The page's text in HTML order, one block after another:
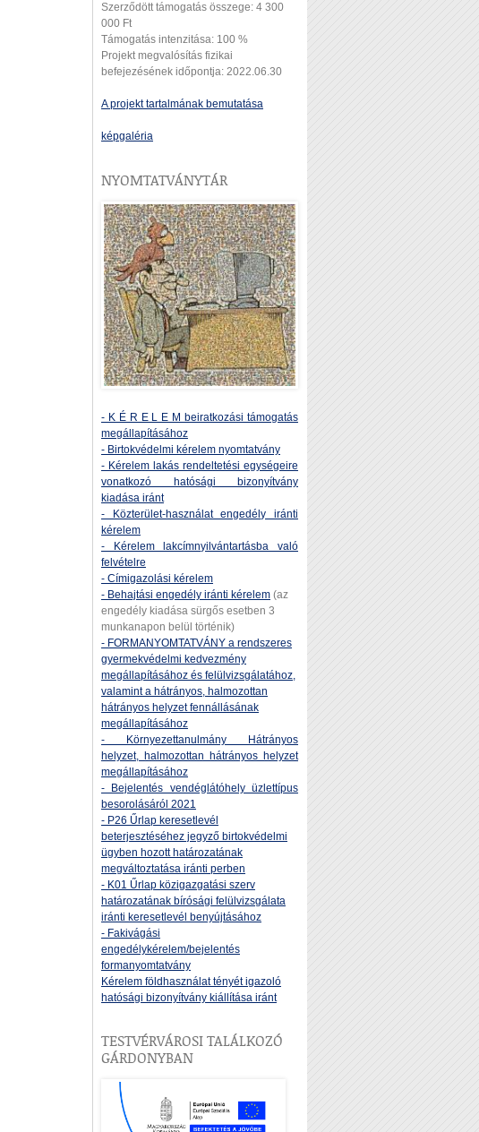
Szerződött támogatás összege: 4 300
000 Ft
Támogatás intenzitása: 100 %
Projekt megvalósítás fizikai
befejezésének időpontja: 2022.06.30
A projekt tartalmának bemutatása
képgaléria
NYOMTATVÁNYTÁR
- K É R E L E M beiratkozási támogatás
megállapításához
- Birtokvédelmi kérelem nyomtatvány
- Kérelem lakás rendeltetési egységeire
vonatkozó hatósági bizonyítvány
kiadása iránt
- Közterület-használat engedély iránti
kérelem
- Kérelem lakcímnyilvántartásba való
felvételre
- Címigazolási kérelem
- Behajtási engedély iránti kérelem (az
engedély kiadása sürgős esetben 3
munkanapon belül történik)
- FORMANYOMTATVÁNY a rendszeres
gyermekvédelmi kedvezmény
megállapításához és felülvizsgálatához,
valamint a hátrányos, halmozottan
hátrányos helyzet fennállásának
megállapításához
- Környezettanulmány Hátrányos
helyzet, halmozottan hátrányos helyzet
megállapításához
- Bejelentés vendéglátóhely üzlettípus
besorolásáról 2021
- P26 Űrlap keresetlevél
beterjesztéséhez jegyző birtokvédelmi
ügyben hozott határozatának
megváltoztatása iránti perben
- K01 Űrlap közigazgatási szerv
határozatának bírósági felülvizsgálata
iránti keresetlevél benyújtásához
- Fakivágási
engedélykérelem/bejelentés
formanyomtatvány
Kérelem földhasználat tényét igazoló
hatósági bizonyítvány kiállítása iránt
TESTVÉRVÁROSI TALÁLKOZÓ
GÁRDONYBAN